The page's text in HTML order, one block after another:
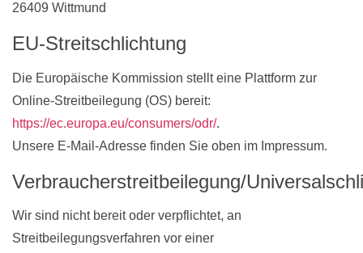
26409 Wittmund
EU-Streitschlichtung
Die Europäische Kommission stellt eine Plattform zur
Online-Streitbeilegung (OS) bereit:
https://ec.europa.eu/consumers/odr/.
Unsere E-Mail-Adresse finden Sie oben im Impressum.
Verbraucherstreitbeilegung/
Wir sind nicht bereit oder verpflichtet, an
Streitbeilegungsverfahren vor einer